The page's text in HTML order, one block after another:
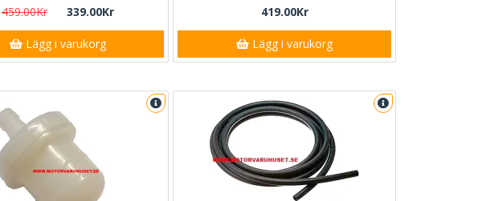
459.00Kr 339.00Kr
Lägg i varukorg
419.00Kr
Lägg i varukorg